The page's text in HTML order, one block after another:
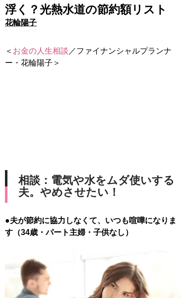
浮く？光熱水道の節約額リスト
花輪陽子
＜ お金の人生相談 ／ファイナンシャルプランナ
ー・花輪陽子＞
相談：電気や水をムダ使いする
夫。やめさせたい！
●夫が節約に協力しなくて、いつも喧嘩になりま
す（34歳・パート主婦・子供なし）